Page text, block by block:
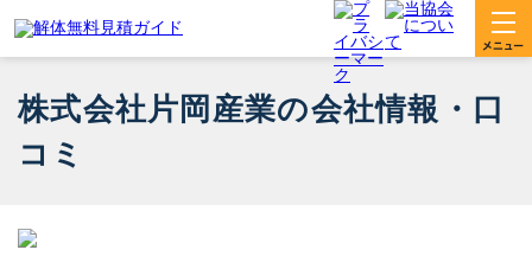
株式会社片岡産業の会社情報・口
コミ